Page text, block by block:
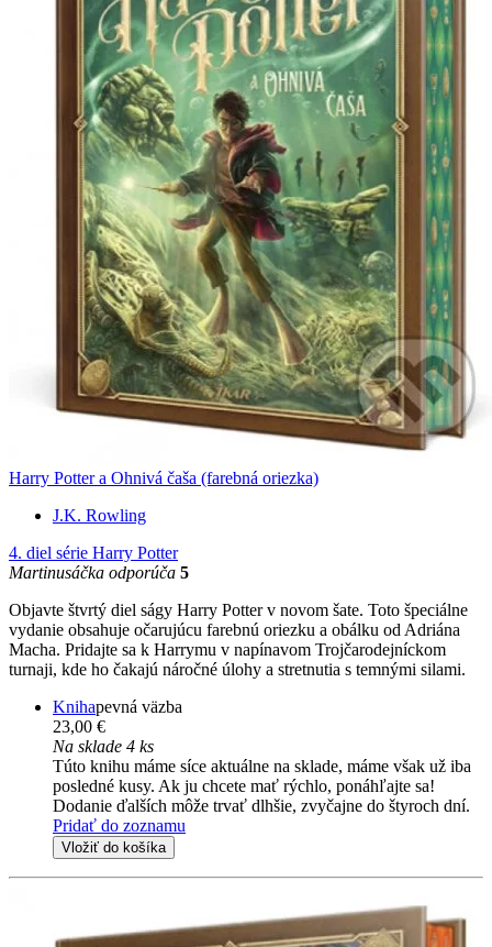
Harry Potter a Ohnivá čaša (farebná oriezka)
J.K. Rowling
4. diel série Harry Potter
Martinusáčka odporúča 5
Objavte štvrtý diel ságy Harry Potter v novom šate. Toto špeciálne
vydanie obsahuje očarujúcu farebnú oriezku a obálku od Adriána
Macha. Pridajte sa k Harrymu v napínavom Trojčarodejníckom
turnaji, kde ho čakajú náročné úlohy a stretnutia s temnými silami.
Knihapevná väzba
23,00 €
Na sklade 4 ks
Túto knihu máme síce aktuálne na sklade, máme však už iba
posledné kusy. Ak ju chcete mať rýchlo, ponáhľajte sa!
Dodanie ďalších môže trvať dlhšie, zvyčajne do štyroch dní.
Pridať do zoznamu
Vložiť do košíka